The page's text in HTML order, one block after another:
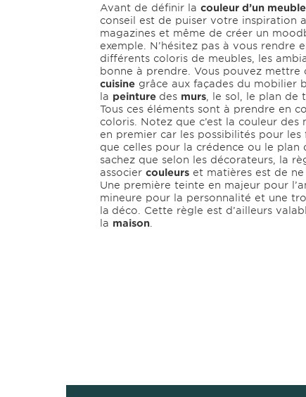
Avant de définir la couleur d’un
conseil est de puiser votre inspiration
magazines et même de créer un
exemple. N’hésitez pas à vous rendre
différents coloris de meubles, les
bonne à prendre. Vous pouvez mettre
cuisinegrâce aux façades du mobilier
la peinture des murs, le sol, le plan de
Tous ces éléments sont à prendre en
coloris. Notez que c’est la couleur
en premier car les possibilités pour
que celles pour la crédence ou le plan
sachez que selon les décorateurs, la
associer couleurset matières est de ne
Une première teinte en majeur pour
mineure pour la personnalité et une
la déco. Cette règle est d’ailleurs
la maison.